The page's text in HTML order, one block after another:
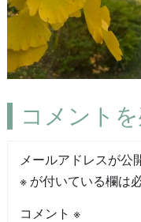
コメント
メールアドレスが公
※が付いている欄は
コメント ※